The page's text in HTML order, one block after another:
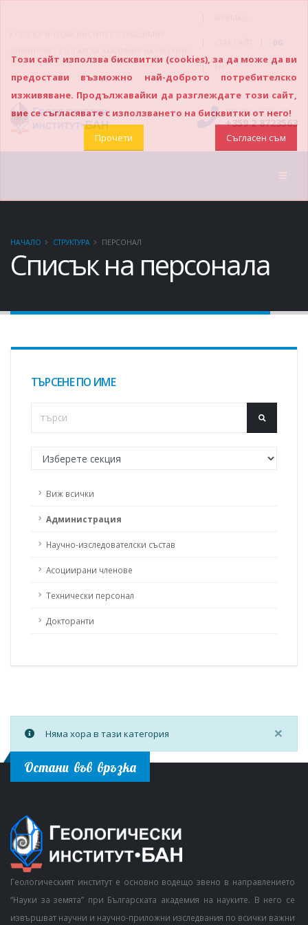
BG
|
ПОЗВЪНЕТЕ НИ
+359 2 8723563
НАЧАЛО СТРУКТУРА ПЕРСОНАЛ
Списък на персонала
ТЪРСЕНЕ ПО ИМЕ
Виж всички
Администрация
Научно-изследователски състав
Асоциирани членове
Технически персонал
Докторанти
×
Няма хора в тази категория
Остани във връзка
Геологическият институт е основно водещо звено в направлението
“Науки за земята” при Българската академия на науките. В него се
извършват научни и научно-приложни изследвания по всички важни
Този сайт използва бисквитки (cookies), за да може да ви
предостави възможно най-доброто потребителско
изживяване. Продължавайки да разглеждате този сайт,
вие се съгласявате с използването на бисквитки от него!
Прочети
Съгласен съм